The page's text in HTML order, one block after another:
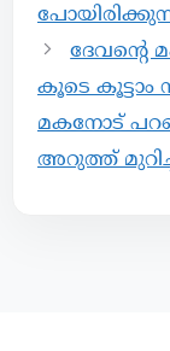
ദേവന്റെ
കൂടെ കൂട്ടാം
മകനോട്
അറുത്ത്